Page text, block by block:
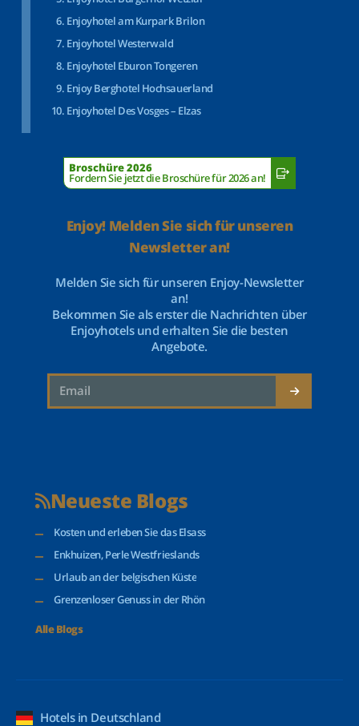
Enjoyhotel am Kurpark Brilon
Enjoyhotel Westerwald
Enjoyhotel Eburon Tongeren
Enjoy Berghotel Hochsauerland
Enjoyhotel Des Vosges – Elzas
Broschüre 2026
Fordern Sie jetzt die Broschüre für 2026 an!
Enjoy! Melden Sie sich für unseren
Newsletter an!
Melden Sie sich für unseren Enjoy-Newsletter
an!
Bekommen Sie als erster die Nachrichten über
Enjoyhotels und erhalten Sie die besten
Angebote.
Neueste Blogs
Kosten und erleben Sie das Elsass
Enkhuizen, Perle Westfrieslands
Urlaub an der belgischen Küste
Grenzenloser Genuss in der Rhön
Alle Blogs
Hotels in Deutschland